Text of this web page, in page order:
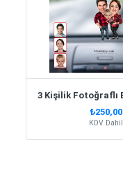
₺250,00
KDV Dahil